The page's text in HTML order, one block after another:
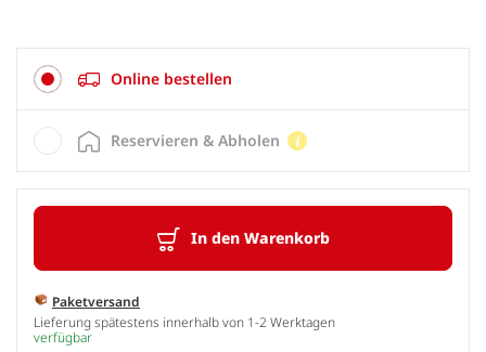
Online bestellen
In den Warenkorb
Paketversand
Lieferung spätestens innerhalb von 1-2 Werktagen
verfügbar
Reservieren & Abholen